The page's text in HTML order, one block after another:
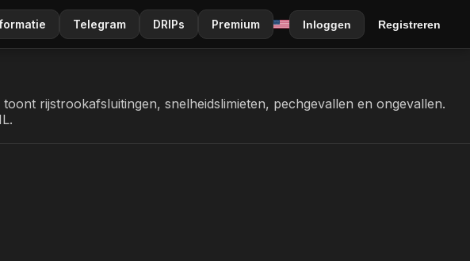
Telegram DRIPs Premium Inloggen Registreren
rijstrookafsluitingen, snelheidslimieten, pechgevallen en ongevallen.